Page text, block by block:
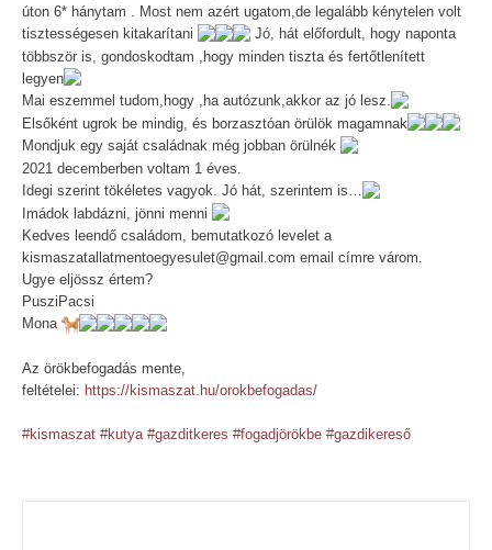
úton 6* hánytam . Most nem azért ugatom,de legalább kénytelen volt
tisztességesen kitakarítani
Jó, hát előfordult, hogy naponta
többször is, gondoskodtam ,hogy minden tiszta és fertőtlenített
legyen
Mai eszemmel tudom,hogy ,ha autózunk,akkor az jó lesz.
Elsőként ugrok be mindig, és borzasztóan örülök magamnak
Mondjuk egy saját családnak még jobban örülnék
2021 decemberben voltam 1 éves.
Idegi szerint tökéletes vagyok. Jó hát, szerintem is…
Imádok labdázni, jönni menni
Kedves leendő családom, bemutatkozó levelet a
kismaszatallatmentoegyesulet@gmail.com email címre várom.
Ugye eljössz értem?
PusziPacsi
Mona
Az örökbefogadás mente,
feltételei: https://kismaszat.hu/orokbefogadas/
#kismaszat #kutya #gazditkeres #fogadjörökbe #gazdikereső